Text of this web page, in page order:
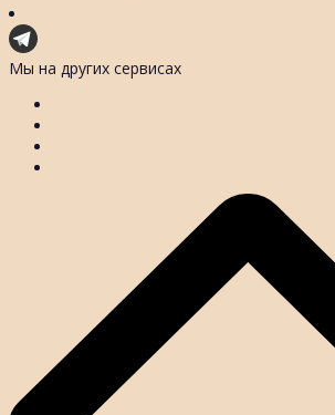
Мы на других сервисах